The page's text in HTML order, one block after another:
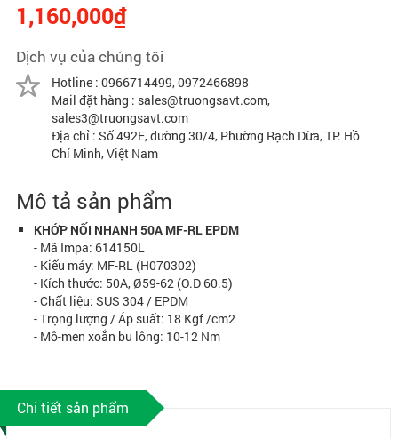
1,160,000₫
Dịch vụ của chúng tôi
Hotline : 0966714499, 0972466898
Mail đặt hàng : sales@truongsavt.com,
sales3@truongsavt.com
Địa chỉ : Số 492E, đường 30/4, Phường Rạch Dừa, TP. Hồ
Chí Minh, Việt Nam
Mô tả sản phẩm
KHỚP NỐI NHANH 50A MF-RL EPDM
- Mã Impa: 614150L
- Kiểu máy: MF-RL (H070302)
- Kích thước: 50A, Ø59-62 (O.D 60.5)
- Chất liệu: SUS 304 / EPDM
- Trọng lượng / Áp suất: 18 Kgf /cm2
- Mô-men xoắn bu lông: 10-12 Nm
Chi tiết sản phẩm